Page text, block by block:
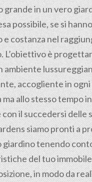
grande in un vero
possibile, se si
e costanza nel
L’obiettivo è
ambiente
accogliente in
allo stesso tempo
con il succedersi delle
siamo pronti a
giardino tenendo
del tuo
in modo da